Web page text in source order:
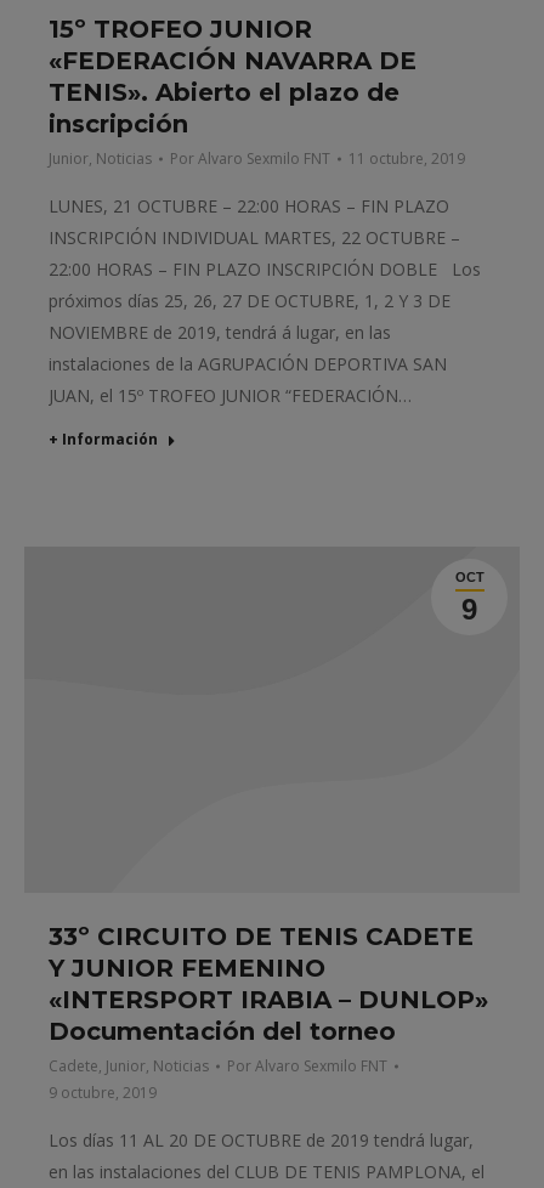
15º TROFEO JUNIOR
«FEDERACIÓN NAVARRA DE
TENIS». Abierto el plazo de
inscripción
Junior, Noticias PorAlvaro Sexmilo FNT 11 octubre, 2019
LUNES, 21 OCTUBRE – 22:00 HORAS – FIN PLAZO
INSCRIPCIÓN INDIVIDUAL MARTES, 22 OCTUBRE –
22:00 HORAS – FIN PLAZO INSCRIPCIÓN DOBLE Los
próximos días 25, 26, 27 DE OCTUBRE, 1, 2 Y 3 DE
NOVIEMBRE de 2019, tendrá á lugar, en las
instalaciones de la AGRUPACIÓN DEPORTIVA SAN
JUAN, el 15º TROFEO JUNIOR “FEDERACIÓN…
+ Información
OCT
9
33º CIRCUITO DE TENIS CADETE
Y JUNIOR FEMENINO
«INTERSPORT IRABIA – DUNLOP»
Documentación del torneo
Cadete, Junior, Noticias PorAlvaro Sexmilo FNT
9 octubre, 2019
Los días 11 AL 20 DE OCTUBRE de 2019 tendrá lugar,
en las instalaciones del CLUB DE TENIS PAMPLONA, el